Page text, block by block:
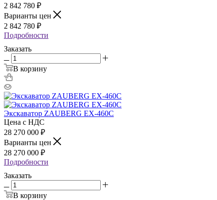
2 842 780 ₽
Варианты цен
2 842 780 ₽
Подробности
Заказать
В корзину
Экскаватор ZAUBERG EX-460C
Цена с НДС
28 270 000 ₽
Варианты цен
28 270 000 ₽
Подробности
Заказать
В корзину